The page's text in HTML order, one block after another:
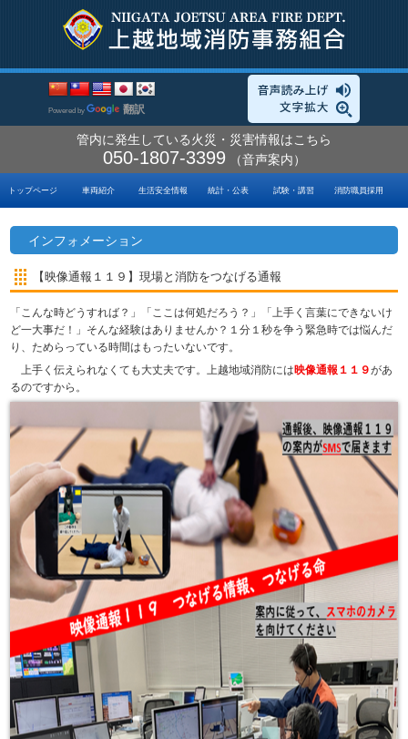
Powered by 翻訳
管内に発生している火災・災害情報はこちら
050-1807-3399（音声案内）
トップページ 車両紹介 生活安全情報 統計・公表 試験・講習 消防職員採用
インフォメーション
【映像通報１１９】現場と消防をつなげる通報
「こんな時どうすれば？」「ここは何処だろう？」「上手く言葉にできないけ
ど一大事だ！」そんな経験はありませんか？１分１秒を争う緊急時では悩んだ
り、ためらっている時間はもったいないです。
上手く伝えられなくても大丈夫です。上越地域消防には映像通報１１ ９があ
るのですから。